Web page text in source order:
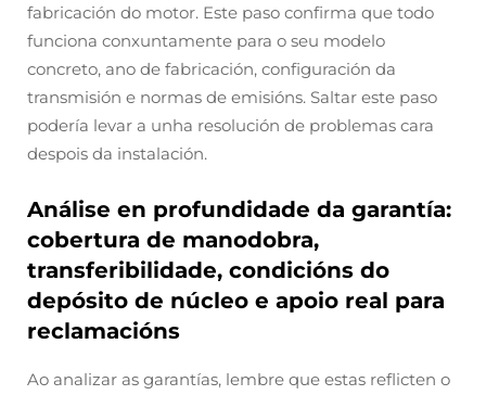
fabricación do motor. Este paso confirma que todo
funciona conxuntamente para o seu modelo
concreto, ano de fabricación, configuración da
transmisión e normas de emisións. Saltar este paso
podería levar a unha resolución de problemas cara
despois da instalación.
Análise en profundidade da garantía:
cobertura de manodobra,
transferibilidade, condicións do
depósito de núcleo e apoio real para
reclamacións
Ao analizar as garantías, lembre que estas reflicten o